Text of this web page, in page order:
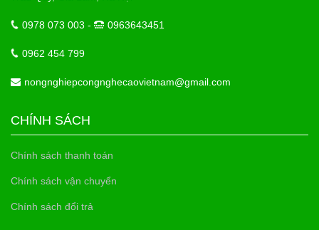
0978 073 003 - 0963643451
0962 454 799
nongnghiepcongnghecaovietnam@gmail.com
CHÍNH SÁCH
Chính sách thanh toán
Chính sách vận chuyển
Chính sách đổi trả